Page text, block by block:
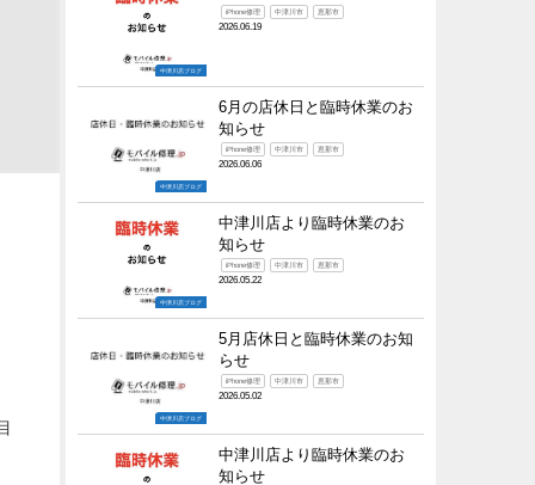
中津川店ブログ
iPhone修理 中津川市 恵那市
2026.06.19
中津川店ブログ
6月の店休日と臨時休業のお
知らせ
iPhone修理 中津川市 恵那市
2026.06.06
中津川店ブログ
中津川店より臨時休業のお
知らせ
iPhone修理 中津川市 恵那市
2026.05.22
中津川店ブログ
5月店休日と臨時休業のお知
らせ
iPhone修理 中津川市 恵那市
2026.05.02
中津川店より臨時休業のお
知らせ